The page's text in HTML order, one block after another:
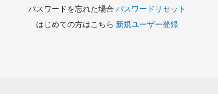
パスワードを忘れた場合 パスワードリセット
はじめての方はこちら 新規ユーザー登録